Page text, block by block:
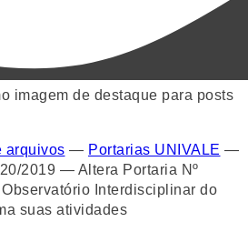
arquivos — Portarias UNIVALE —
2019 — Altera Portaria Nº
Interdisciplinar do
suas atividades